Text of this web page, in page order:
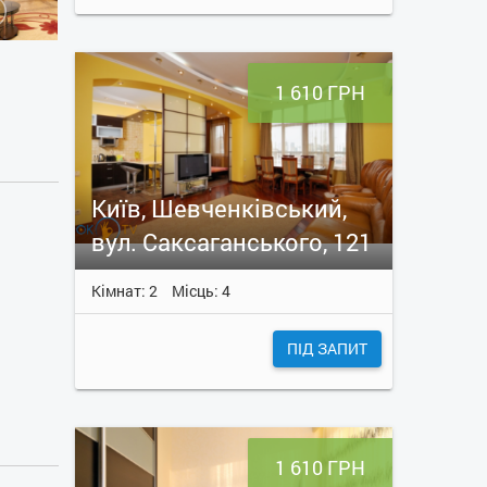
1 610 ГРН
Київ, Шевченківський,
вул. Саксаганського, 121
Кімнат: 2 Місць: 4
ПІД ЗАПИТ
1 610 ГРН